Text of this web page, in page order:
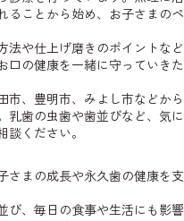
ることから始め、お子さまのペ
法や仕上げ磨きのポイントなど
口の健康を一緒に守っていきた
市、豊明市、みよし市などから
乳歯の虫歯や歯並びなど、気に
ください。
さまの成長や永久歯の健康を支
び、毎日の食事や生活にも影響